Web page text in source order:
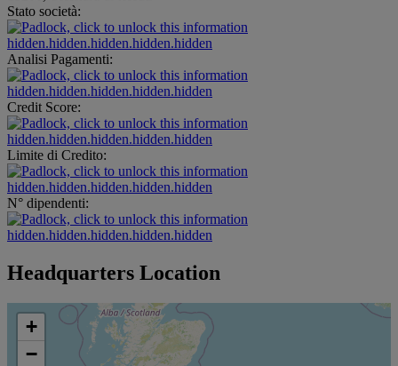
Stato società:
hidden.hidden.hidden.hidden.hidden
Analisi Pagamenti:
hidden.hidden.hidden.hidden.hidden
Credit Score:
hidden.hidden.hidden.hidden.hidden
Limite di Credito:
hidden.hidden.hidden.hidden.hidden
N° dipendenti:
hidden.hidden.hidden.hidden.hidden
Headquarters Location
+
−